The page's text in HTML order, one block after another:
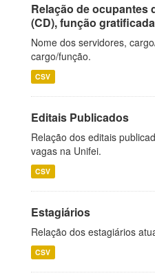
Relação de ocupantes
(CD), função
Nome dos servidores,
cargo/função.
CSV
Editais Publicados
Relação dos editais
vagas na Unifei.
CSV
Estagiários
Relação dos estagiários
CSV